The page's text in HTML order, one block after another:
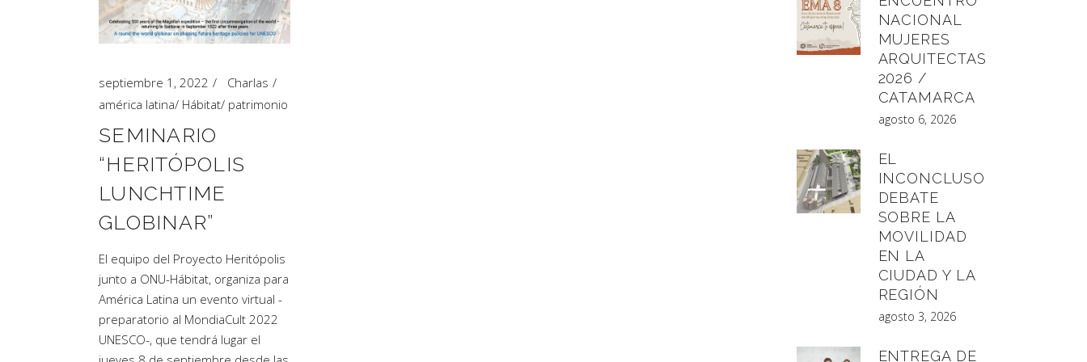
Artículos de Opinión
Actividades
septiembre 1, 2022
Charlas
américa latina/ Hábitat/ patrimonio
SEMINARIO
“HERITÓPOLIS
LUNCHTIME
GLOBINAR”
El equipo del Proyecto Heritópolis
junto a ONU-Hábitat, organiza para
América Latina un evento virtual -
preparatorio al MondiaCult 2022
UNESCO-, que tendrá lugar el
NACIONAL
MUJERES
ARQUITECTAS
2026 /
CATAMARCA
agosto 6, 2026
EL
INCONCLUSO
DEBATE
SOBRE LA
MOVILIDAD
EN LA
CIUDAD Y LA
REGIÓN
agosto 3, 2026
ENTREGA DE